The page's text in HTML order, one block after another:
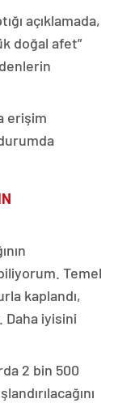
açıklamada,
doğal afet”
erişim
Temel
kaplandı,
Daha iyisini
2 bin 500